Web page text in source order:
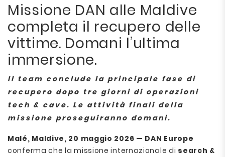
Missione DAN alle Maldive
completa il recupero delle
vittime. Domani l’ultima
immersione.
Il team conclude la principale fase di
recupero dopo tre giorni di operazioni
tech & cave. Le attività finali della
missione proseguiranno domani.
Malé, Maldive, 20 maggio 2026 — DAN Europe
conferma che la missione internazionale di search &